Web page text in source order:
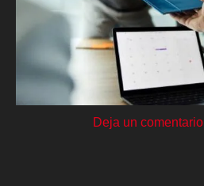
Deja un comentario